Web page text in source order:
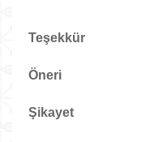
Teşekkür
Öneri
Şikayet